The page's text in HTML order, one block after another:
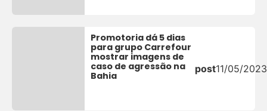
Promotoria dá 5 dias
para grupo Carrefour
mostrar imagens de
caso de agressão na
Bahia
post11/05/2023